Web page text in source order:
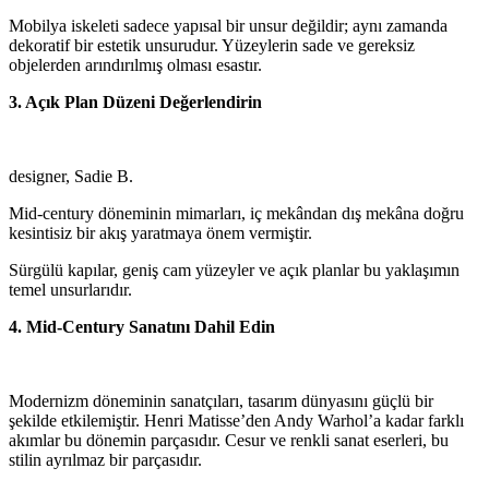
Mobilya iskeleti sadece yapısal bir unsur değildir; aynı zamanda
dekoratif bir estetik unsurudur. Yüzeylerin sade ve gereksiz
objelerden arındırılmış olması esastır.
3. Açık Plan Düzeni Değerlendirin
designer, Sadie B.
Mid-century döneminin mimarları, iç mekândan dış mekâna doğru
kesintisiz bir akış yaratmaya önem vermiştir.
Sürgülü kapılar, geniş cam yüzeyler ve açık planlar bu yaklaşımın
temel unsurlarıdır.
4. Mid-Century Sanatını Dahil Edin
Modernizm döneminin sanatçıları, tasarım dünyasını güçlü bir
şekilde etkilemiştir. Henri Matisse’den Andy Warhol’a kadar farklı
akımlar bu dönemin parçasıdır. Cesur ve renkli sanat eserleri, bu
stilin ayrılmaz bir parçasıdır.